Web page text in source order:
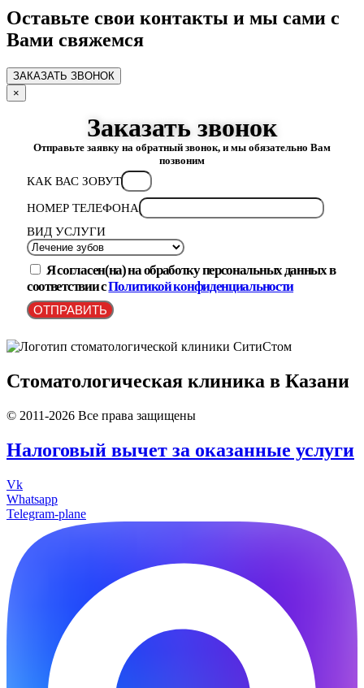
Оставьте свои контакты и мы сами с
Вами свяжемся
ЗАКАЗАТЬ ЗВОНОК
×
Заказать звонок
Отправьте заявку на обратный звонок, и мы обязательно Вам
позвоним
КАК ВАС ЗОВУТ
НОМЕР ТЕЛЕФОНА
ВИД УСЛУГИ
Я согласен(на) на обработку персональных данных в
соответствии сПолитикой конфиденциальности
ОТПРАВИТЬ
Стоматологическая клиника в Казани
© 2011-2026 Все права защищены
Налоговый вычет за оказанные услуги
Vk
Whatsapp
Telegram-plane